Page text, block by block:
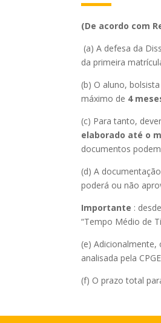
(De acordo com
(a) A defesa da
da primeira
(b) O aluno,
máximo de 4
(c) Para tanto,
elaborado até o
documentos
(d) A
poderá ou não
Importante :
“Tempo Médio de
(e)
analisada pela
(f) O prazo total